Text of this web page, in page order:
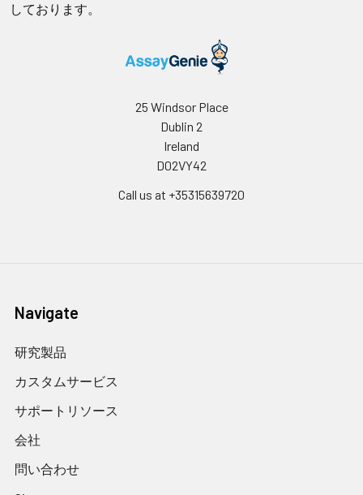
しております。
25 Windsor Place
Dublin 2
Ireland
D02VY42
Call us at +35315639720
Navigate
研究製品
カスタムサービス
サポートリソース
会社
問い合わせ